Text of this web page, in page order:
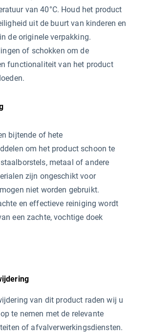
van 40°C. Houd het product
uit de buurt van kinderen en
de originele verpakking.
of schokken om de
functionaliteit van het product
bijtende of hete
om het product schoon te
metaal of andere
zijn ongeschikt voor
niet worden gebruikt.
en effectieve reiniging wordt
een zachte, vochtige doek
van dit product raden wij u
te nemen met de relevante
of afvalverwerkingsdiensten.